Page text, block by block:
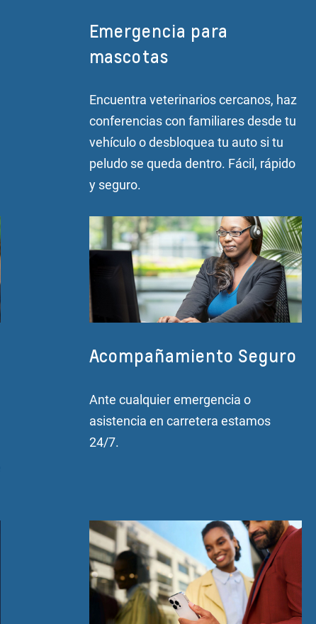
Emergencia para
mascotas
Encuentra veterinarios cercanos, haz
conferencias con familiares desde tu
vehículo o desbloquea tu auto si tu
peludo se queda dentro. Fácil, rápido
y seguro.
Acompañamiento Seguro
Ante cualquier emergencia o
asistencia en carretera estamos
24/7.